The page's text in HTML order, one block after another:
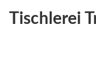
Tischlerei